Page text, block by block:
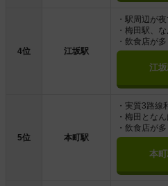
4位 江坂駅
・駅周辺が
・梅田駅、
・飲食店が
江
5位 本町駅
・実質3路線
・梅田とな
・飲食店が
本